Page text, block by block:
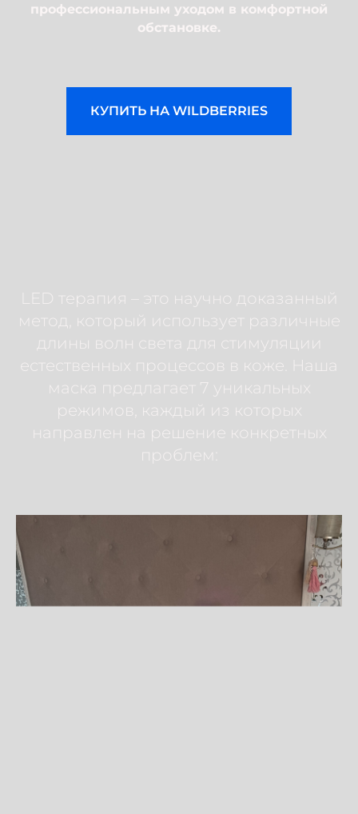
профессиональным уходом в комфортной
обстановке.
КУПИТЬ НА WILDBERRIES
LED терапия – это научно доказанный
метод, который использует различные
длины волн света для стимуляции
естественных процессов в коже. Наша
маска предлагает 7 уникальных
режимов, каждый из которых
направлен на решение конкретных
проблем: